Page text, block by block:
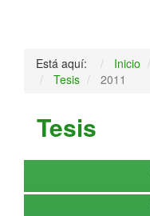
Está aquí: Inicio
Tesis
2011
Tesis